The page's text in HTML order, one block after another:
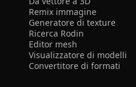
Remix immagine
Generatore di texture
Ricerca Rodin
Editor mesh
Visualizzatore di modelli
Convertitore di formati